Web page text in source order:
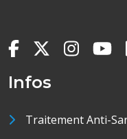
Infos
Traitement Anti-